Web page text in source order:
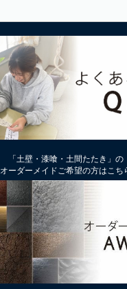
「土壁・漆喰・土間たたき」の
オーダーメイドご希望の方はこち